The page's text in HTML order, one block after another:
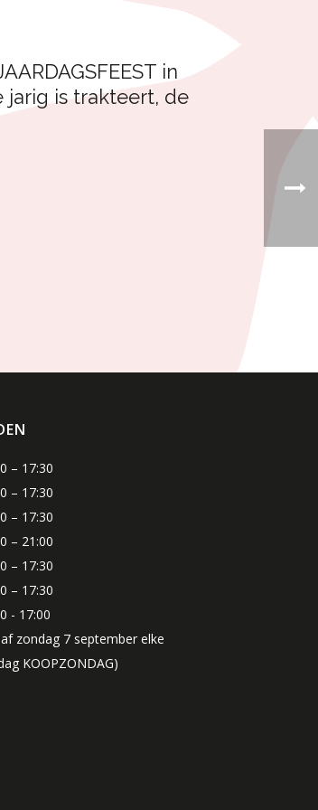
in
jarig is trakteert, de
– 17:30
– 17:30
– 17:30
– 21:00
– 17:30
– 17:30
- 17:00
zondag 7 september elke
KOOPZONDAG)